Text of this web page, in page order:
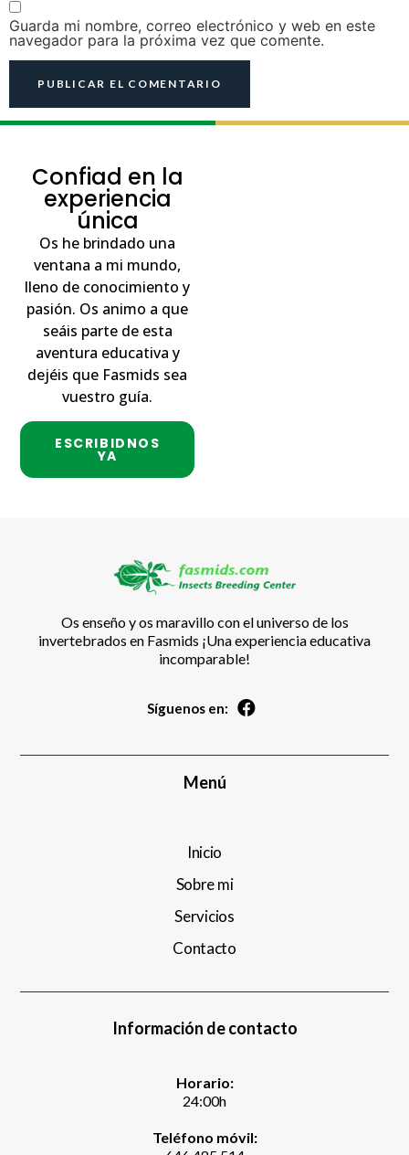
Guarda mi nombre, correo electrónico y web en este
navegador para la próxima vez que comente.
Confiad en la
experiencia
única
Os he brindado una
ventana a mi mundo,
lleno de conocimiento y
pasión. Os animo a que
seáis parte de esta
aventura educativa y
dejéis que Fasmids sea
vuestro guía.
ESCRIBIDNOS
YA
Os enseño y os maravillo con el universo de los
invertebrados en Fasmids ¡Una experiencia educativa
incomparable!
Síguenos en:
Menú
Inicio
Sobre mi
Servicios
Contacto
Información de contacto
Horario:
24:00h
Teléfono móvil: